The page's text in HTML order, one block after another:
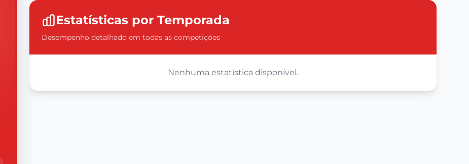
Estatísticas por Temporada
Desempenho detalhado em todas as competições
Nenhuma estatística disponível.